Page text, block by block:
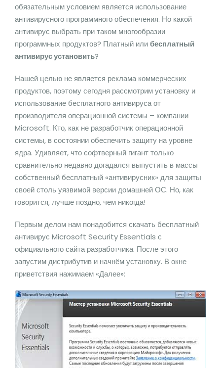
обязательным условием является использование
антивирусного программного обеспечения. Но какой
антивирус выбрать при таком многообразии
программных продуктов? Платный илибесплатный
антивирус установить?
Нашей целью не является реклама коммерческих
продуктов, поэтому сегодня рассмотрим установку и
использование бесплатного антивируса от
производителя операционной системы – компании
Microsoft. Кто, как не разработчик операционной
системы, в состоянии обеспечить защиту на уровне
ядра. Удивляет, что софтверный гигант только
сравнительно недавно догадался выпустить в массы
собственный бесплатный «антивирусник» для защиты
своей столь уязвимой версии домашней ОС. Но, как
говорится, лучше поздно, чем никогда!
Первым делом нам понадобится скачать бесплатный
антивирус Microsoft Security Essentials с
официального сайта разработчика. После этого
запустим дистрибутив и начнём установку. В окне
приветствия нажимаем «Далее»: